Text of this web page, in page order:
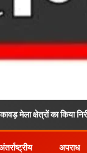
किया निरीक्षण, कावड़
अपराध